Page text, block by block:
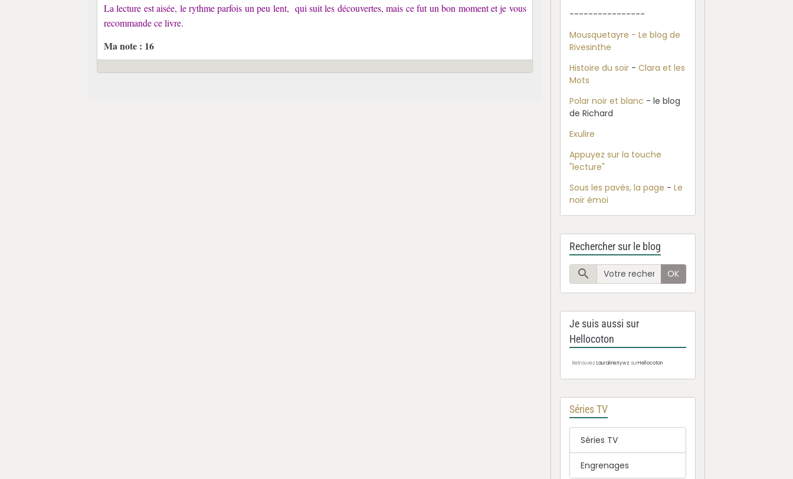
La lecture est aisée, le rythme parfois un peu lent, qui suit les découvertes, mais ce fut un bon moment et je vous
recommande ce livre.
Ma note : 16
----------------
Mousquetayre - Le blog de
Rivesinthe
Histoire du soir -Clara et les
Mots
Polar noir et blanc - le blog
de Richard
Exulire
Appuyez sur la touche
"lecture"
Sous les pavés, la page -Le
noir émoi
Rechercher sur le blog
OK
Je suis aussi sur
Hellocoton
RetrouvezLauralineXywz surHellocoton
Séries TV
Séries TV
Engrenages